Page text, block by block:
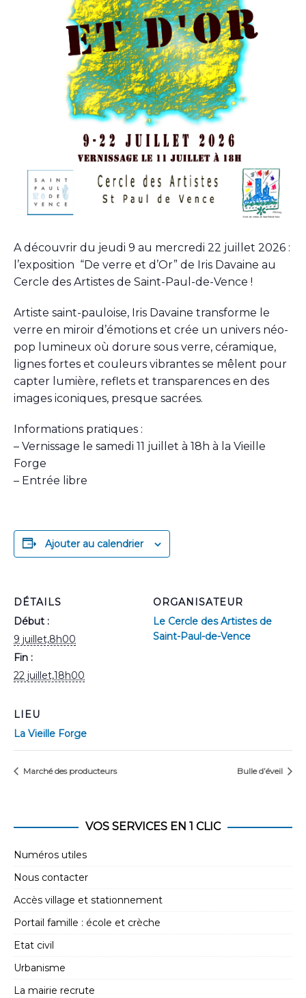
A découvrir du jeudi 9 au mercredi 22 juillet 2026 :
l’exposition “De verre et d’Or” de Iris Davaine au
Cercle des Artistes de Saint-Paul-de-Vence !
Artiste saint-pauloise, Iris Davaine transforme le
verre en miroir d’émotions et crée un univers néo-
pop lumineux où dorure sous verre, céramique,
lignes fortes et couleurs vibrantes se mêlent pour
capter lumière, reflets et transparences en des
images iconiques, presque sacrées.
Informations pratiques :
– Vernissage le samedi 11 juillet à 18h à la Vieille
Forge
– Entrée libre
Ajouter au calendrier
DÉTAILS
Début :
9 juillet,8h00
Fin :
22 juillet,18h00
ORGANISATEUR
Le Cercle des Artistes de
Saint-Paul-de-Vence
LIEU
La Vieille Forge
Marché des producteurs Bulle d’éveil
VOS SERVICES EN 1 CLIC
Numéros utiles
Nous contacter
Accès village et stationnement
Portail famille : école et crèche
Etat civil
Urbanisme
La mairie recrute